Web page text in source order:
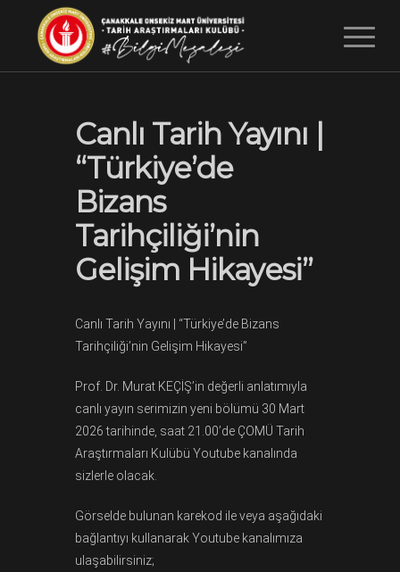
Canlı Tarih Yayını |
“Türkiye’de
Bizans
Tarihçiliği’nin
Gelişim Hikayesi”
Canlı Tarih Yayını | “Türkiye’de Bizans
Tarihçiliği’nin Gelişim Hikayesi”
Prof. Dr. Murat KEÇİŞ’in değerli anlatımıyla
canlı yayın serimizin yeni bölümü 30 Mart
2026 tarihinde, saat 21.00’de ÇOMÜ Tarih
Araştırmaları Kulübü Youtube kanalında
sizlerle olacak.
Görselde bulunan karekod ile veya aşağıdaki
bağlantıyı kullanarak Youtube kanalımıza
ulaşabilirsiniz;